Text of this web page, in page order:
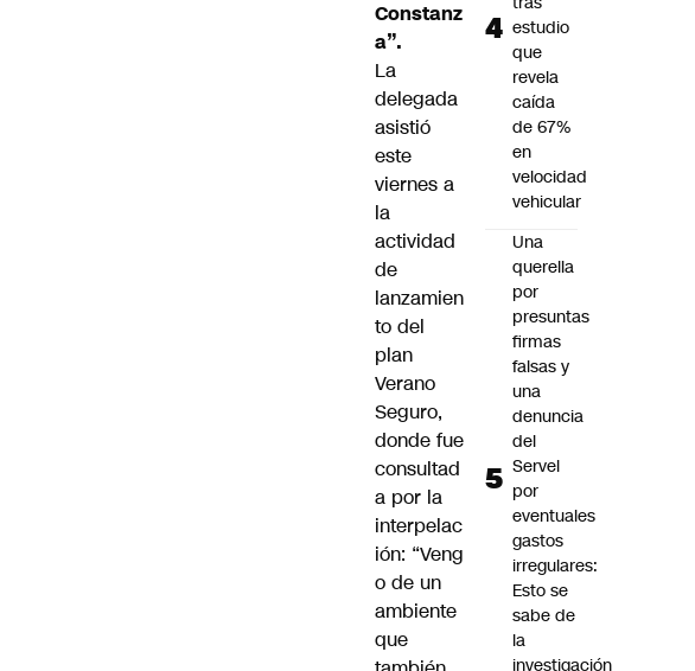
Constanz
a”.
La
delegada
asistió
este
viernes a
la
actividad
de
lanzamien
to del
plan
Verano
Seguro,
donde fue
consultad
a por la
interpelac
ión: “Veng
o de un
ambiente
que
estudio
que
revela
caída
de 67%
en
velocidad
vehicular
Una
querella
por
presuntas
firmas
falsas y
una
denuncia
del
Servel
por
eventuales
gastos
irregulares:
Esto se
sabe de
la
investigación